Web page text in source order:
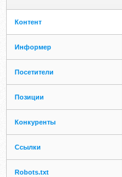
Контент
Информер
Посетители
Позиции
Конкуренты
Ссылки
Robots.txt